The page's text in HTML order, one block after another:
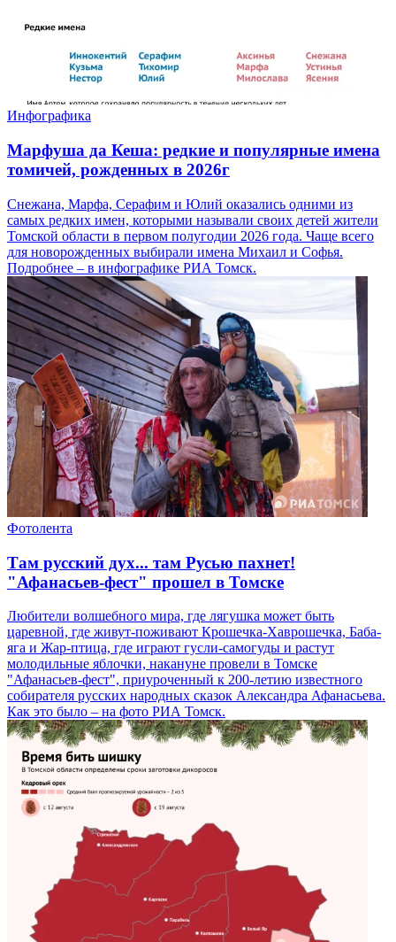
Инфографика
Марфуша да Кеша: редкие и популярные имена
томичей, рожденных в 2026г
Снежана, Марфа, Серафим и Юлий оказались одними из
самых редких имен, которыми называли своих детей жители
Томской области в первом полугодии 2026 года. Чаще всего
для новорожденных выбирали имена Михаил и Софья.
Подробнее – в инфографике РИА Томск.
Фотолента
Там русский дух... там Русью пахнет!
"Афанасьев-фест" прошел в Томске
Любители волшебного мира, где лягушка может быть
царевной, где живут-поживают Крошечка-Хаврошечка, Баба-
яга и Жар-птица, где играют гусли-самогуды и растут
молодильные яблочки, накануне провели в Томске
"Афанасьев-фест", приуроченный к 200-летию известного
собирателя русских народных сказок Александра Афанасьева.
Как это было – на фото РИА Томск.